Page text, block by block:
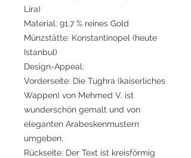
Lira)
Material: 91,7 % reines Gold
Münzstätte: Konstantinopel (heute
Istanbul)
Design-Appeal:
Vorderseite: Die Tughra (kaiserliches
Wappen) von Mehmed V. ist
wunderschön gemalt und von
eleganten Arabeskenmustern
umgeben.
Rückseite: Der Text ist kreisförmig